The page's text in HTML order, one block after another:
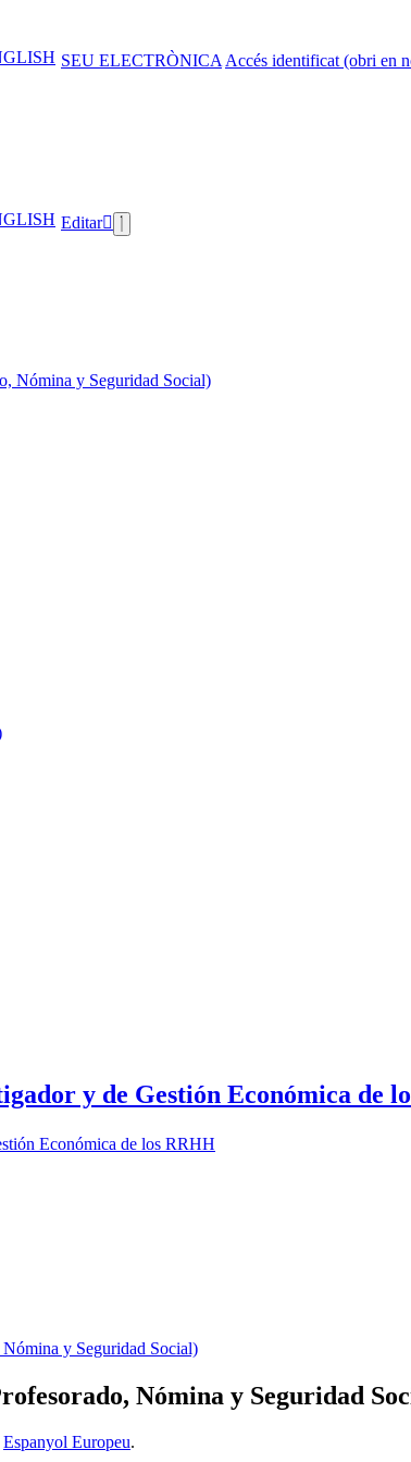
SEU ELECTRÒNICA Accés identificat (obri en
Editar
Nómina y Seguridad Social)
y de Gestión Económica de
Económica de los RRHH
y Seguridad Social)
Nómina y Seguridad
Espanyol Europeu.